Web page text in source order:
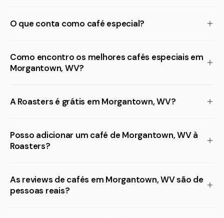
O que conta como café especial?
Como encontro os melhores cafés especiais em
Morgantown, WV?
A Roasters é grátis em Morgantown, WV?
Posso adicionar um café de Morgantown, WV à
Roasters?
As reviews de cafés em Morgantown, WV são de
pessoas reais?